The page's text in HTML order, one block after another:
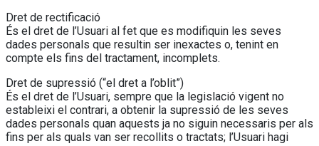
Dret de rectificació
És el dret de l’Usuari al fet que es modifiquin les seves
dades personals que resultin ser inexactes o, tenint en
compte els fins del tractament, incomplets.
Dret de supressió (“el dret a l’oblit”)
És el dret de l’Usuari, sempre que la legislació vigent no
estableixi el contrari, a obtenir la supressió de les seves
dades personals quan aquests ja no siguin necessaris per als
fins per als quals van ser recollits o tractats; l’Usuari hagi